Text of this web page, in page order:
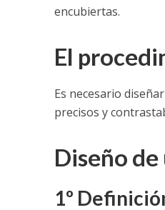
encubiertas.
El
Es necesario
precisos y
Diseño
1º